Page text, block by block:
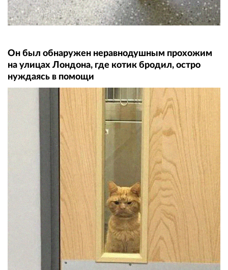
Он был обнаружен неравнодушным прохожим
на улицах Лондона, где котик бродил, остро
нуждаясь в помощи